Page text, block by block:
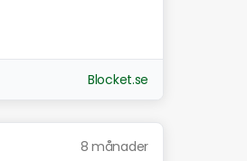
Blocket.se
8 månader